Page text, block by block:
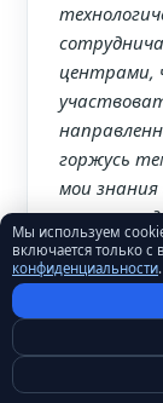
центрами,
горжусь
мои
рынке
👨‍💼
Мы используем
включается только с
конфиденциальности.